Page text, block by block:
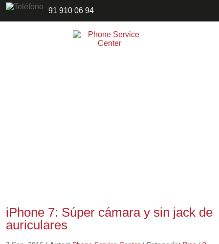
91 910 06 94
iPhone 7: Súper cámara y sin jack de
auriculares